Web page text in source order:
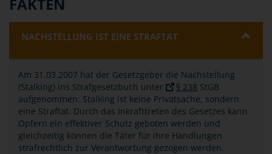
NACHSTELLUNG IST EINE STRAFTAT
Am 31.03.2007 hat der Gesetzgeber die Nachstellung
(Stalking) ins Strafgesetzbuch unter
§ 238 StGB
aufgenommen: Stalking ist keine Privatsache, sondern
eine Straftat. Durch das Inkrafttreten des Gesetzes kann
Opfern ein effektiver Schutz geboten werden und
gleichzeitig können die Täter für ihre Handlungen
strafrechtlich zur Verantwortung gezogen werden.